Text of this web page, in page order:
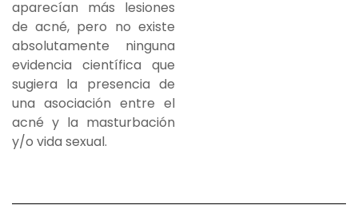
aparecían más lesiones
de acné, pero no existe
absolutamente ninguna
evidencia científica que
sugiera la presencia de
una asociación entre el
acné y la masturbación
y/o vida sexual.